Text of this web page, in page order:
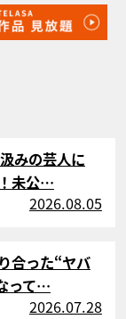
みの芸人に
未公…
2026.08.05
合った“ヤバ
って…
2026.07.28